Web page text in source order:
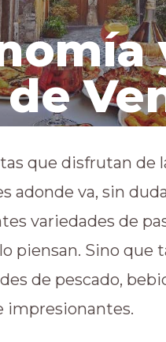
que disfrutan de
adonde va, sin
variedades de
piensan. Sino que
de pescado,
impresionantes.